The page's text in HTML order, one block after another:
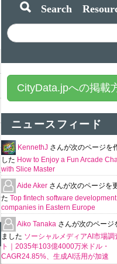
Search
CityData.jpへの掲載
ニュースフィード
KennethJ さんが次のページを
した How to Enjoy a Fun Arcade
with Slice Master
Aide Aker さんが次のページを
た Top fintech software development
companies in Eastern Europe
Aiko Tanaka さんが次のページ
ました ソーシャルメディアAI市場調
ト｜2035年103億4000万米ドル・
CAGR24.85%、生成AI活用が加速